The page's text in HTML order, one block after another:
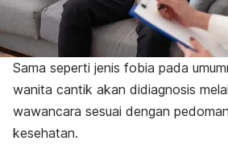
Sama seperti jenis fobia pada
wanita cantik akan didiagnosis
wawancara sesuai dengan
kesehatan.